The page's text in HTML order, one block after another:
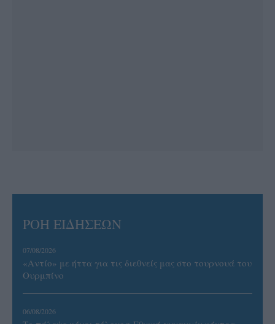
ΡΟΗ ΕΙΔΗΣΕΩΝ
07/08/2026
«Αντίο» με ήττα για τις διεθνείς μας στο τουρνουά του
Ουρμπίνο
06/08/2026